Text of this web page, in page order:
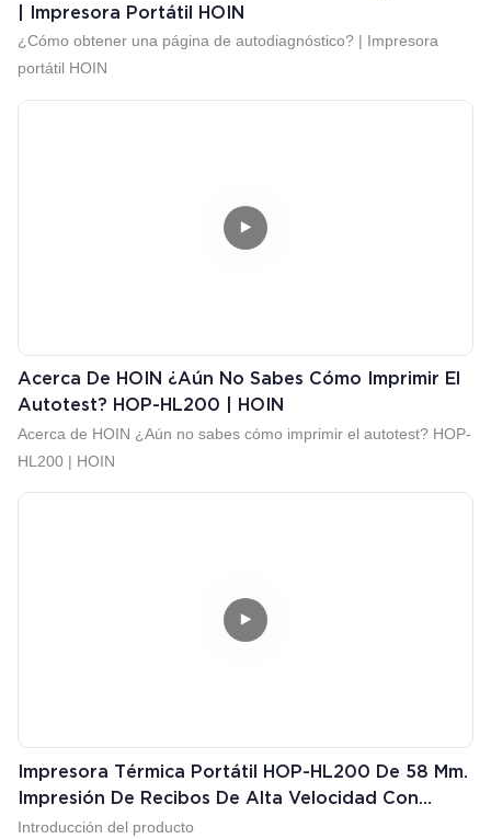
| Impresora Portátil HOIN
¿Cómo obtener una página de autodiagnóstico? | Impresora
portátil HOIN
Acerca De HOIN ¿Aún No Sabes Cómo Imprimir El
Autotest? HOP-HL200 | HOIN
Acerca de HOIN ¿Aún no sabes cómo imprimir el autotest? HOP-
HL200 | HOIN
Impresora Térmica Portátil HOP-HL200 De 58 Mm.
Impresión De Recibos De Alta Velocidad Con
Códigos De Barras. Productos De Alta Calidad.
Introducción del producto